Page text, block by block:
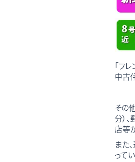
「フ
中古
その
分）、
店等
また
って